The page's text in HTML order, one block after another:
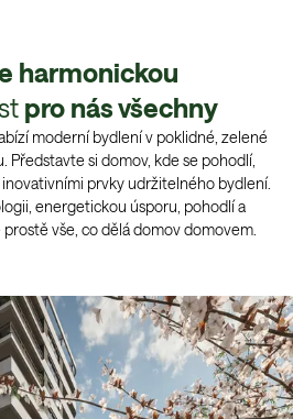
harmonickou
pro nás všechny
moderní bydlení v poklidné, zelené
Představte si domov, kde se pohodlí,
prvky udržitelného bydlení.
energetickou úsporu, pohodlí a
vše, co dělá domov domovem.